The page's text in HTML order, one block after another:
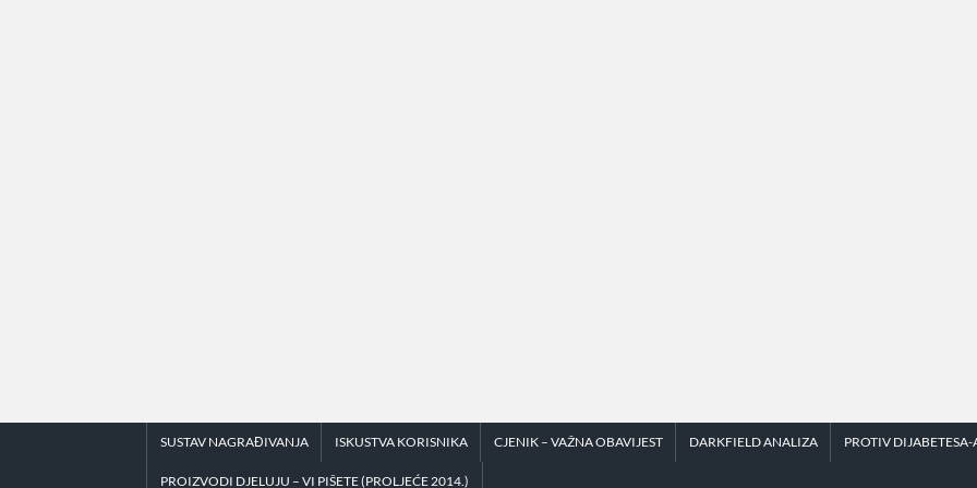
SUSTAV NAGRAĐIVANJA ISKUSTVA KORISNIKA CJENIK – VAŽNA OBAVIJEST DARKFIELD ANALIZA PROTIV
PROIZVODI DJELUJU – VI PIŠETE (PROLJEĆE 2014.)